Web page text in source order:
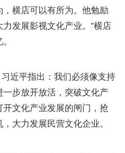
横店可以有所为。他勉励
发展影视文化产业。”横店
近平指出：我们必须像支持
一步放开放活，突破文化产
文化产业发展的闸门，抢
大力发展民营文化企业。